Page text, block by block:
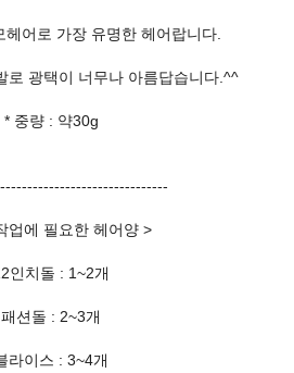
헤어로 가장 유명한 헤어랍니다.
로 광택이 너무나 아름답습니다.^^
* 중량 : 약30g
업에 필요한 헤어양 >
인치돌 : 1~2개
패션돌 : 2~3개
라이스 : 3~4개